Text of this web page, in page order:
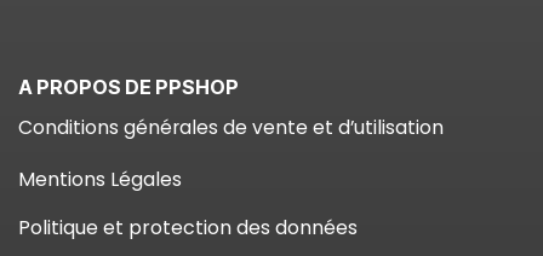
A PROPOS DE PPSHOP
Conditions générales de vente et d’utilisation
Mentions Légales
Politique et protection des données